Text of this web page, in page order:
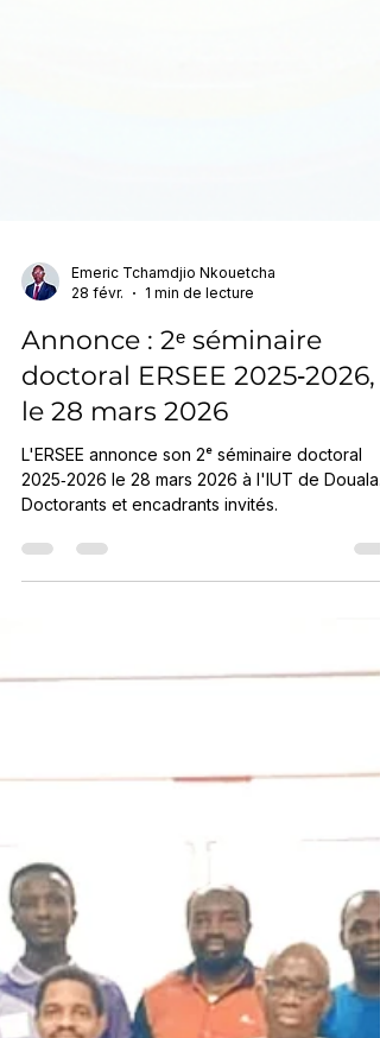
28 févr.
1 min de lecture
Annonce : 2ᵉ séminaire
doctoral ERSEE 2025‑2026,
le 28 mars 2026
L'ERSEE annonce son 2ᵉ séminaire doctoral